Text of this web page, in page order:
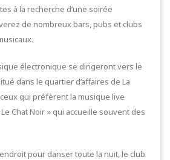
à la recherche d’une soirée
de nombreux bars, pubs et clubs
électronique se dirigeront vers le
dans le quartier d’affaires de La
qui préfèrent la musique live
Chat Noir » qui accueille souvent des
pour danser toute la nuit, le club